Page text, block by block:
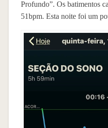
Profundo”. Os batimentos
51bpm. Esta noite foi um